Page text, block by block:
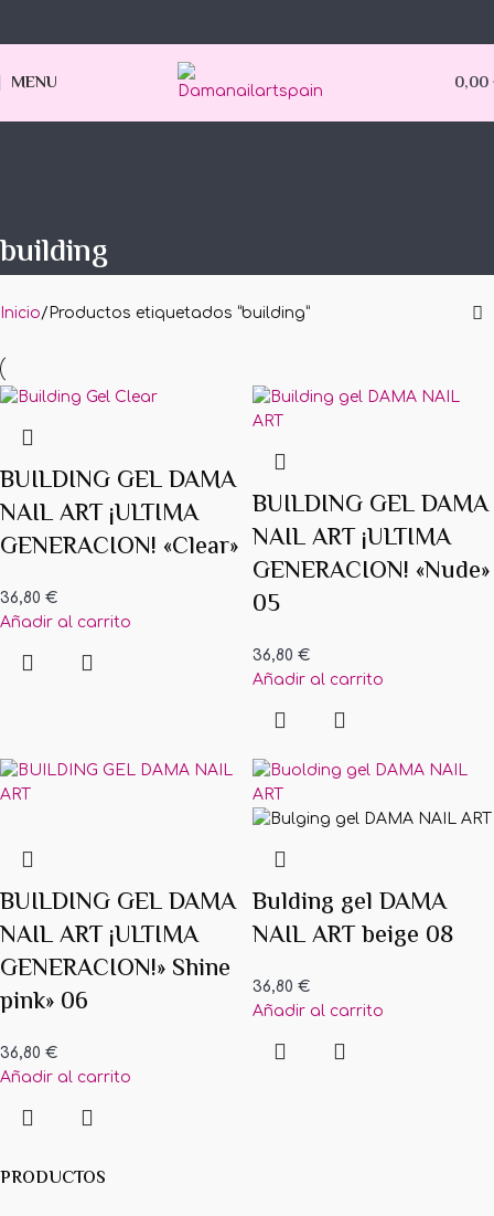
MENU 0,00
building
PRODUCTOS
Inicio Productos etiquetados “building”
BUILDING GEL DAMA
NAIL ART ¡ULTIMA
GENERACION! «Clear»
36,80 €
Añadir al carrito
BUILDING GEL DAMA
NAIL ART ¡ULTIMA
GENERACION! «Nude»
05
36,80 €
Añadir al carrito
BUILDING GEL DAMA
NAIL ART ¡ULTIMA
GENERACION!» Shine
pink» 06
36,80 €
Añadir al carrito
Bulding gel DAMA
NAIL ART beige 08
36,80 €
Añadir al carrito